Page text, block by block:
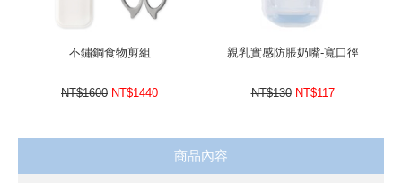
不鏽鋼食物剪組
NT$1600 NT$1440
親乳實感防脹奶嘴-寬口徑
NT$130 NT$117
商品內容